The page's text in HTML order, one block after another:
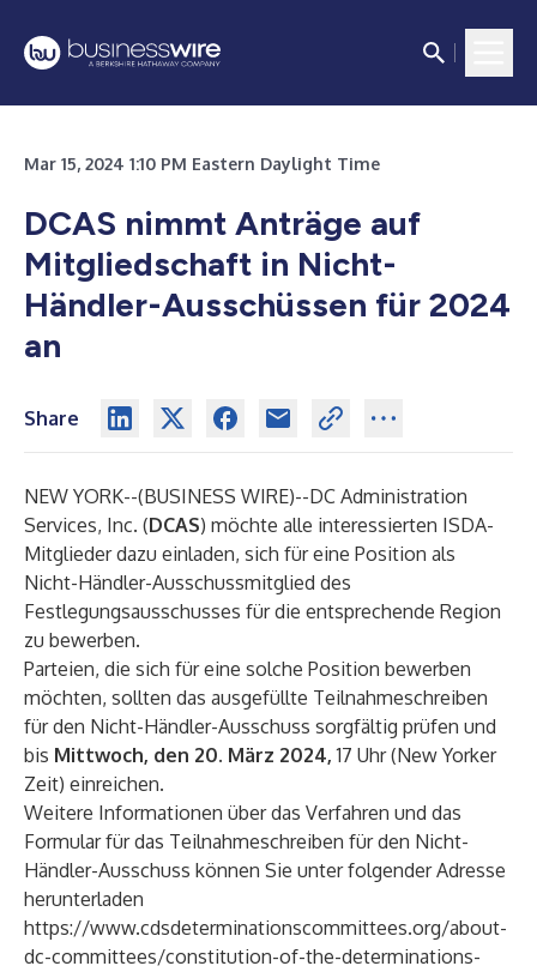
Mar 15, 2024 1:10 PM Eastern Daylight Time
DCAS nimmt Anträge auf
Mitgliedschaft in Nicht-
Händler-Ausschüssen für 2024
an
Share
NEW YORK--(BUSINESS WIRE)--DC Administration
Services, Inc. (DCAS) möchte alle interessierten ISDA-
Mitglieder dazu einladen, sich für eine Position als
Nicht-Händler-Ausschussmitglied des
Festlegungsausschusses für die entsprechende Region
zu bewerben.
Parteien, die sich für eine solche Position bewerben
möchten, sollten das ausgefüllte Teilnahmeschreiben
für den Nicht-Händler-Ausschuss sorgfältig prüfen und
bis Mittwoch, den 20. März 2024,17 Uhr (New Yorker
Zeit) einreichen.
Weitere Informationen über das Verfahren und das
Formular für das Teilnahmeschreiben für den Nicht-
Händler-Ausschuss können Sie unter folgender Adresse
herunterladen
https://www.cdsdeterminationscommittees.org/about-
dc-committees/constitution-of-the-determinations-